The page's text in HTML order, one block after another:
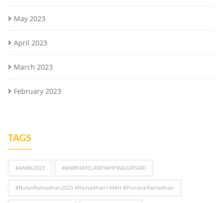
May 2023
April 2023
March 2023
February 2023
TAGS
#ANBK2023 #ANBKMIISLAMIYAHPINGGIRSARI
#BulanRamadhan2023 #Ramadhan1444H #PondokRamadhan